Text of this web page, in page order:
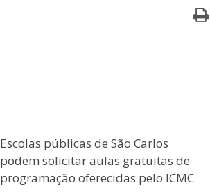
Escolas públicas de São Carlos
podem solicitar aulas gratuitas de
programação oferecidas pelo ICMC